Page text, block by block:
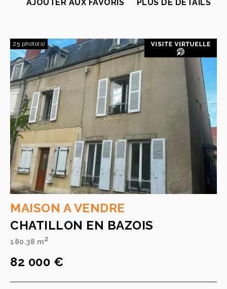
AJOUTER AUX FAVORIS PLUS DE DÉTAILS
25 photo(s)
MAISON A VENDRE
CHATILLON EN BAZOIS
180.38 m2
82 000 €